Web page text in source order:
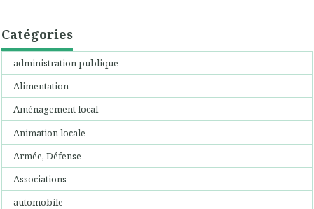
Catégories
administration publique
Alimentation
Aménagement local
Animation locale
Armée, Défense
Associations
automobile